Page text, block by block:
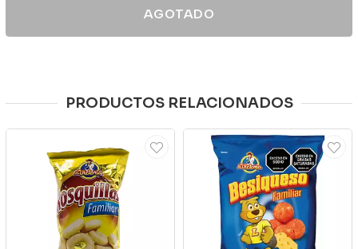
AGOTADO
PRODUCTOS RELACIONADOS